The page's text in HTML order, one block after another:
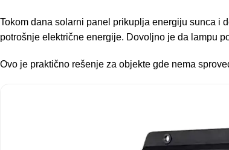
Tokom dana solarni panel prikuplja energiju sunca i
potrošnje električne energije. Dovoljno je da lampu
Ovo je praktično rešenje za objekte gde nema